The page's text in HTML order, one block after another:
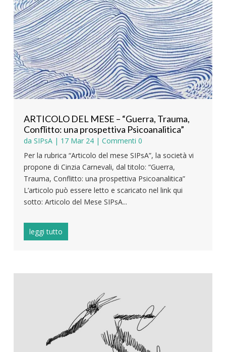
ARTICOLO DEL MESE – “Guerra, Trauma,
Conflitto: una prospettiva Psicoanalitica”
da SIPsA| 17 Mar 24| Commenti 0
Per la rubrica “Articolo del mese SIPsA”, la società vi
propone di Cinzia Carnevali, dal titolo: “Guerra,
Trauma, Conflitto: una prospettiva Psicoanalitica”
L’articolo può essere letto e scaricato nel link qui
sotto: Articolo del Mese SIPsA...
leggi tutto